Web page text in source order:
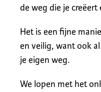
de weg die je creëert
Het is een fijne
en veilig, want ook
je eigen weg.
We lopen met het